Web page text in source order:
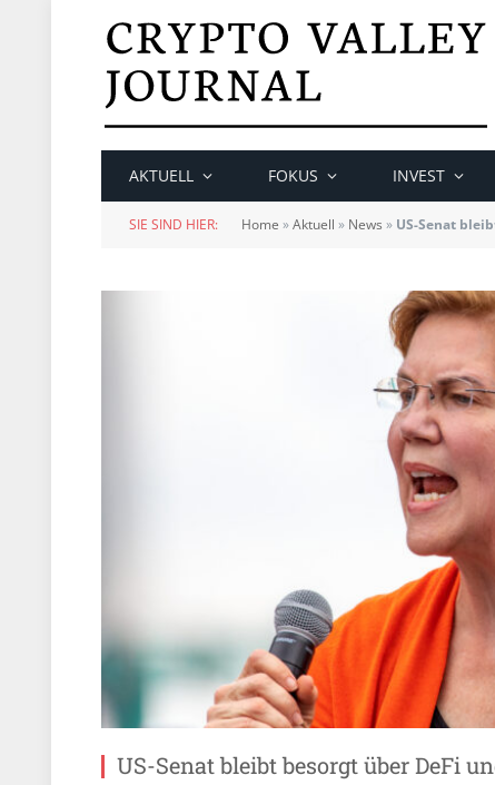
AKTUELL FOKUS INVEST
SIE SIND HIER: Home »Aktuell » News » US-Senat
US-Senat bleibt besorgt über DeFi